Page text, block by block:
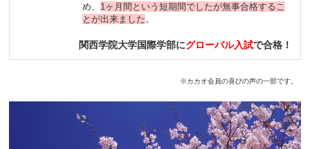
め、 1ヶ月間という短期間でしたが無事合格するこ
とが出来ました 。
関西学院大学国際学部にグローバル入試で合格！
※カカオ会員の喜びの声の一部です。